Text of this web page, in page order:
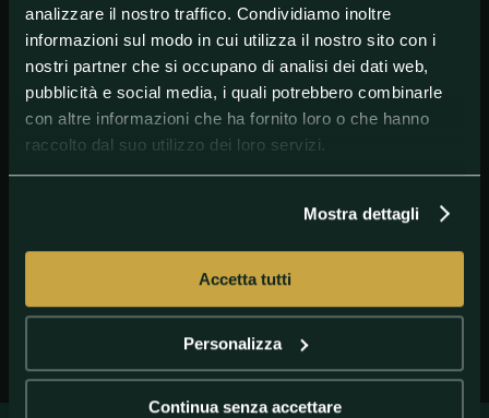
analizzare il nostro traffico. Condividiamo inoltre
informazioni sul modo in cui utilizza il nostro sito con i
nostri partner che si occupano di analisi dei dati web,
pubblicità e social media, i quali potrebbero combinarle
con altre informazioni che ha fornito loro o che hanno
raccolto dal suo utilizzo dei loro servizi.
Mostra dettagli
Accetta tutti
Personalizza
Continua senza accettare